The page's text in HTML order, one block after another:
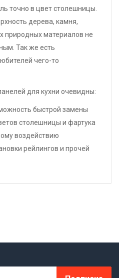
точно в цвет столешницы.
дерева, камня,
природных материалов не
Так же есть
чего-то
для кухни очевидны:
быстрой замены
столешницы и фартука
воздействию
рейлингов и прочей